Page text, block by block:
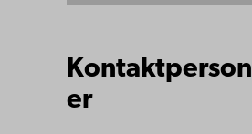
Kontaktperson
er